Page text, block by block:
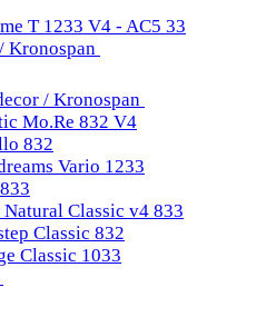
T 1233 V4 - AC5 33
Kronospan
/ Kronospan
Mo.Re 832 V4
832
Vario 1233
Natural Classic v4 833
Classic 832
Classic 1033